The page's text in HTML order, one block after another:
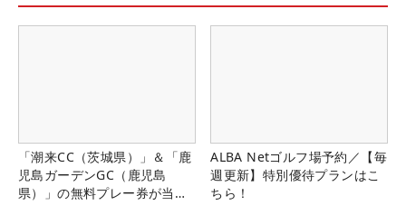
「潮来CC（茨城県）」＆「鹿
児島ガーデンGC（鹿児島
県）」の無料プレー券が当た
ALBA Netゴルフ場予約／【毎
週更新】特別優待プランはこ
ちら！